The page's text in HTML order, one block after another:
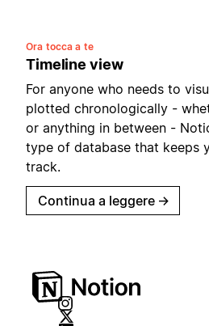
Ora tocca a te
Timeline view
For anyone who needs to
plotted chronologically -
or anything in between -
type of database that keeps
track.
Continua a leggere →